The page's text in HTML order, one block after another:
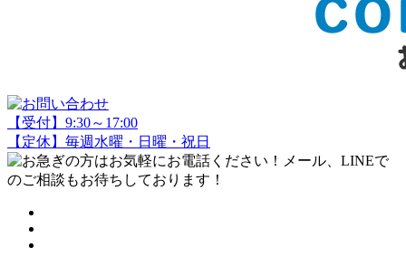
【受付】9:30～17:00
【定休】毎週水曜・日曜・祝日